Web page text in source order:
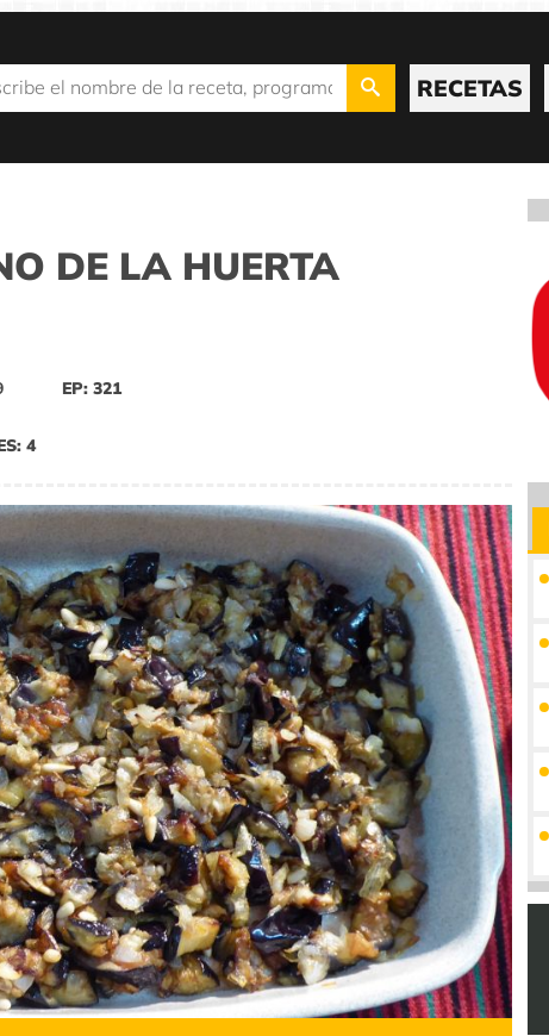
RECETAS
DE LA HUERTA
EP: 321
4